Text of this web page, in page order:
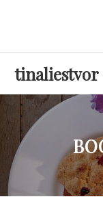
tinaliestvor